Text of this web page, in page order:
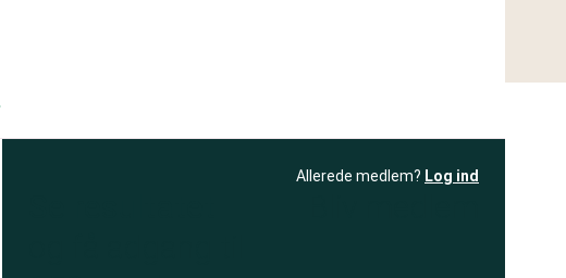
Allerede medlem? Log ind